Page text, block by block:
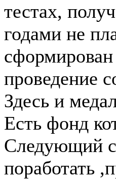
тестах,
годами не
сформирован
проведение
Здесь и
Есть фонд
Следующий
поработать